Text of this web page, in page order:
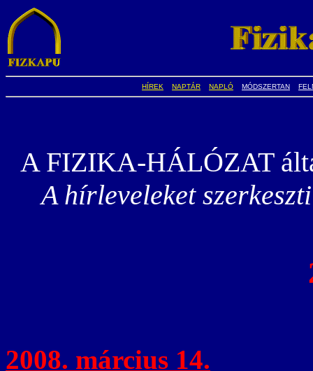
HÍREK NAPTÁR NAPLÓ MÓDSZERTAN
A FIZIKA-HÁLÓZAT
A hírleveleket
2008. március 14.